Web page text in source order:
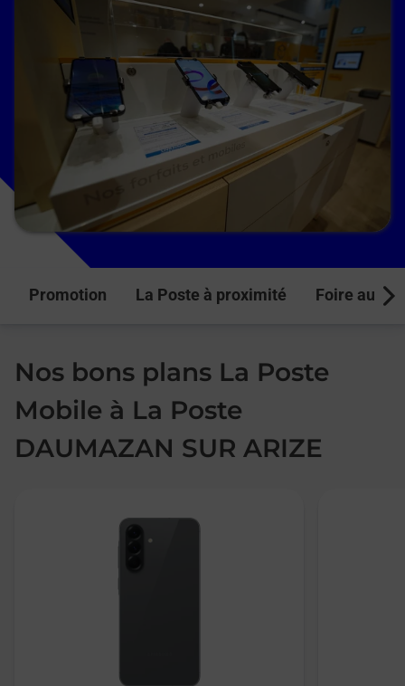
Promotion La Poste à proximité Foire aux
Nos bons plans La Poste
Mobile à La Poste
DAUMAZAN SUR ARIZE